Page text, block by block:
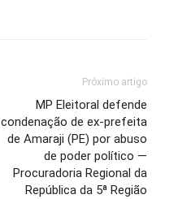
Próximo artigo
MP Eleitoral defende
condenação de ex-prefeita
de Amaraji (PE) por abuso
de poder político —
Procuradoria Regional da
República da 5ª Região